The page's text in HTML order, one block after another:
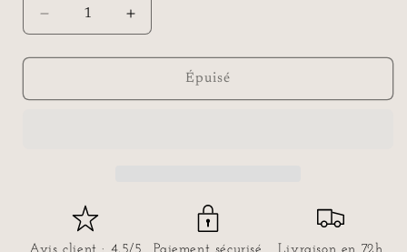
Réduire
la
quantité
BOUCLES
TORTUE
Augmenter
la
quantité
BOUCLES
Épuisé